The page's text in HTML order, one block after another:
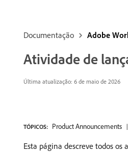
Documentação Adobe
Atividade de
Última atualização: 6 de maio de 2026
TÓPICOS: Product Announcements
Esta página descreve todos